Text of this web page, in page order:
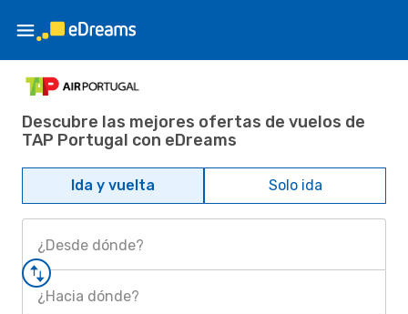
Descubre las mejores ofertas de vuelos de
TAP Portugal con eDreams
Ida y vuelta Solo ida
¿Desde dónde?
¿Hacia dónde?